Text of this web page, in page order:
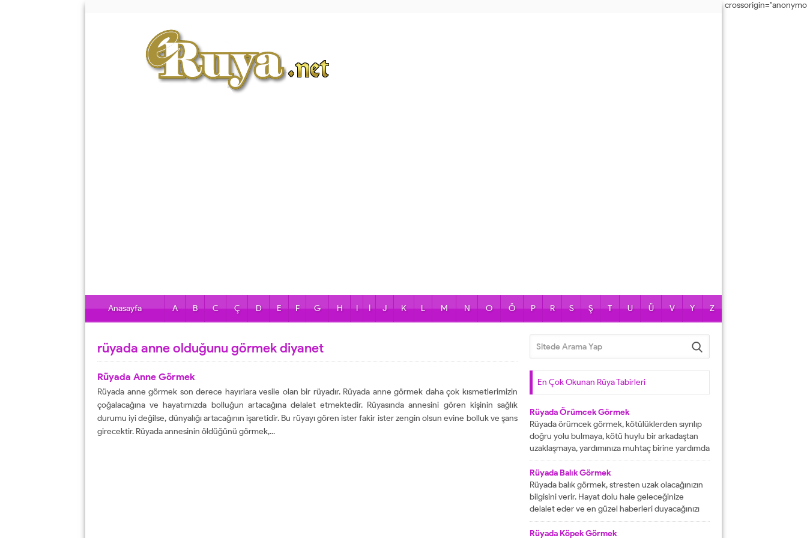
Anasayfa A B C Ç D E F G H I İ J K L M N O Ö P R S Ş T U Ü V Y Z
rüyada anne olduğunu görmek diyanet
Rüyada Anne Görmek
Rüyada anne görmek son derece hayırlara vesile olan bir rüyadır. Rüyada anne görmek daha çok kısmetlerimizin
çoğalacağına ve hayatımızda bolluğun artacağına delalet etmektedir. Rüyasında annesini gören kişinin sağlık
durumu iyi değilse, dünyalığı artacağının işaretidir. Bu rüyayı gören ister fakir ister zengin olsun evine bolluk ve şans
girecektir. Rüyada annesinin öldüğünü görmek,...
En Çok Okunan Rüya Tabirleri
Rüyada Örümcek Görmek
Rüyada örümcek görmek, kötülüklerden sıyrılıp
doğru yolu bulmaya, kötü huylu bir arkadaştan
uzaklaşmaya, yardımınıza muhtaç birine yardımda
bulunmaya işarettir. Rüyada örümcekler görmek
yani çok sayıda örümcekler görülmesi kısa
zamanda haneye gelecek bolluk ve berekete,
aile içinden birine gelecek paraya tabir edilir.
Rüyada evde örümcek görmek, düşmanı
tarafından kötülüğe uğramaya, sıkıntılar içine...
Rüyada Balık Görmek
Rüyada balık görmek, stresten uzak olacağınızın
bilgisini verir. Hayat dolu hale geleceğinize
delalet eder ve en güzel haberleri duyacağınızı
göstermektedir. Büyük bir mutluluğa
ulaşacağınıza delalet eder ve kısmetlerinizin
Rüyada Köpek Görmek